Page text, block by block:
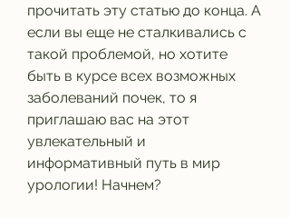
прочитать эту статью до конца. А
если вы еще не сталкивались с
такой проблемой, но хотите
быть в курсе всех возможных
заболеваний почек, то я
приглашаю вас на этот
увлекательный и
информативный путь в мир
урологии! Начнем?